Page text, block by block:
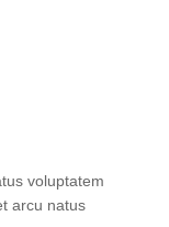
voluptatem
arcu natus